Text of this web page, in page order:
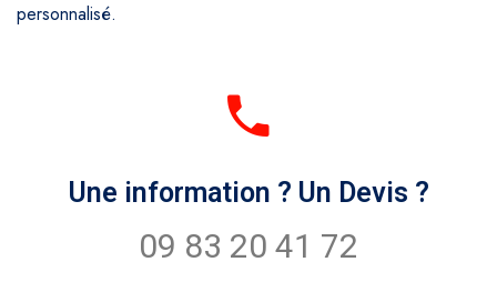
personnalisé.
Une information ? Un Devis ?
09 83 20 41 72